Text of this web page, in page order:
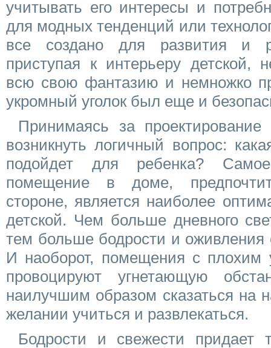
учитывать его интересы и
для модных тенденций или
все создано для развития и
приступая к интерьеру детской,
всю свою фантазию и немножко
укромный уголок был еще и
Принимаясь за
возникнуть логичный вопрос:
подойдет для ребенка?
помещение в доме,
стороне, является наиболее
детской. Чем больше дневного
тем больше бодрости и оживления
И наоборот, помещения с плохим
провоцируют угнетающую
наилучшим образом сказаться на
желании учиться и развлекаться.
Бодрости и свежести придает